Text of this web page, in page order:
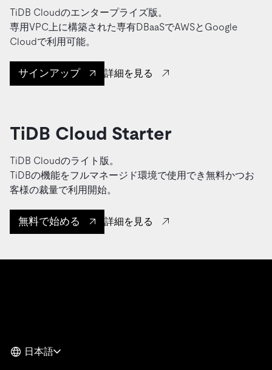
TiDB Cloudのエンタープライズ版。
専用VPC上に構築された専有DBaaSでAWSとGoogle
Cloudで利用可能。
サインアップ 詳細を見る
TiDB Cloud Starter
TiDB Cloudのライト版。
TiDBの機能をフルマネージド環境で使用でき無料かつお
客様の裁量で利用開始。
無料で始める 詳細を見る
日本語